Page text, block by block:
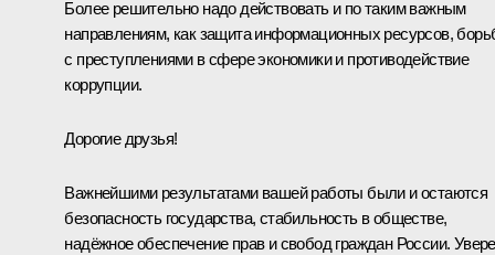
Более решительно надо действовать и по таким важным
направлениям, как защита информационных ресурсов,
с преступлениями в сфере экономики и противодействие
коррупции.
Дорогие друзья!
Важнейшими результатами вашей работы были и остаются
безопасность государства, стабильность в обществе,
надёжное обеспечение прав и свобод граждан России.